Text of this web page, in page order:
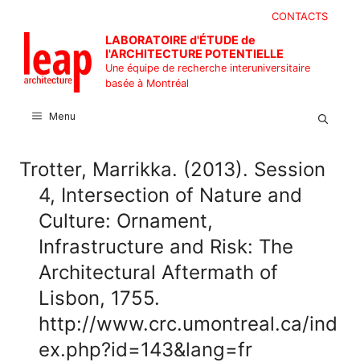
contenu
CONTACTS
LABORATOIRE d'ÉTUDE de
l'ARCHITECTURE POTENTIELLE
Une équipe de recherche interuniversitaire
basée à Montréal
Menu
Trotter, Marrikka. (2013). Session
4, Intersection of Nature and
Culture: Ornament,
Infrastructure and Risk: The
Architectural Aftermath of
Lisbon, 1755.
http://www.crc.umontreal.ca/ind
ex.php?id=143&lang=fr